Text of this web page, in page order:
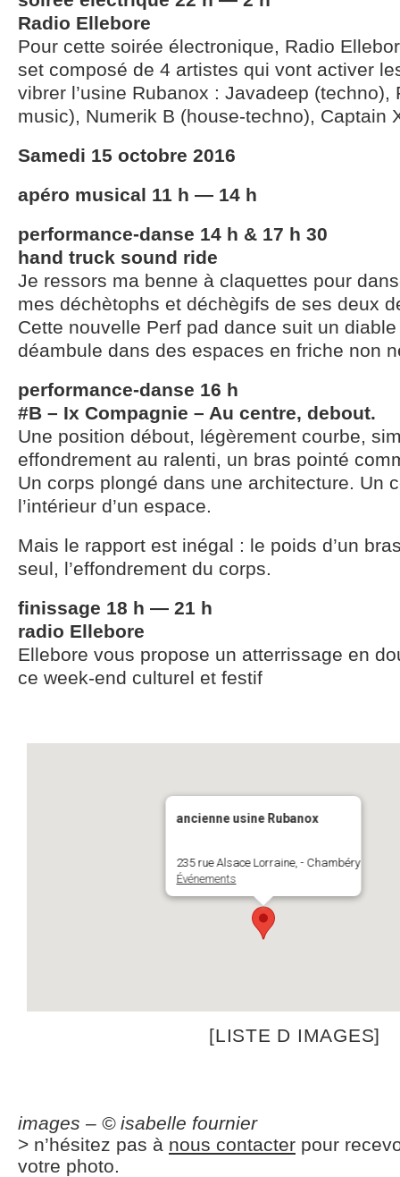
Radio Ellebore
Pour cette soirée électronique, Radio
set composé de 4 artistes qui vont activer
vibrer l’usine Rubanox : Javadeep (techno),
music), Numerik B (house-techno), Captain
Samedi 15 octobre 2016
apéro musical 11 h — 14 h
performance-danse 14 h & 17 h 30
hand truck sound ride
Je ressors ma benne à claquettes pour
mes déchètophs et déchègifs de ses deux
Cette nouvelle Perf pad dance suit un
déambule dans des espaces en friche non
performance-danse 16 h
#B – Ix Compagnie – Au centre, debout.
Une position débout, légèrement courbe,
effondrement au ralenti, un bras pointé
Un corps plongé dans une architecture. Un
l’intérieur d’un espace.
Mais le rapport est inégal : le poids d’un
seul, l’effondrement du corps.
finissage 18 h — 21 h
radio Ellebore
Ellebore vous propose un atterrissage en
ce week-end culturel et festif
ancienne usine Rubanox
235 rue Alsace Lorraine, - Chambéry
Événements
[LISTE D IMAGES]
images – © isabelle fournier
> n’hésitez pas à nous contacter pour
votre photo.